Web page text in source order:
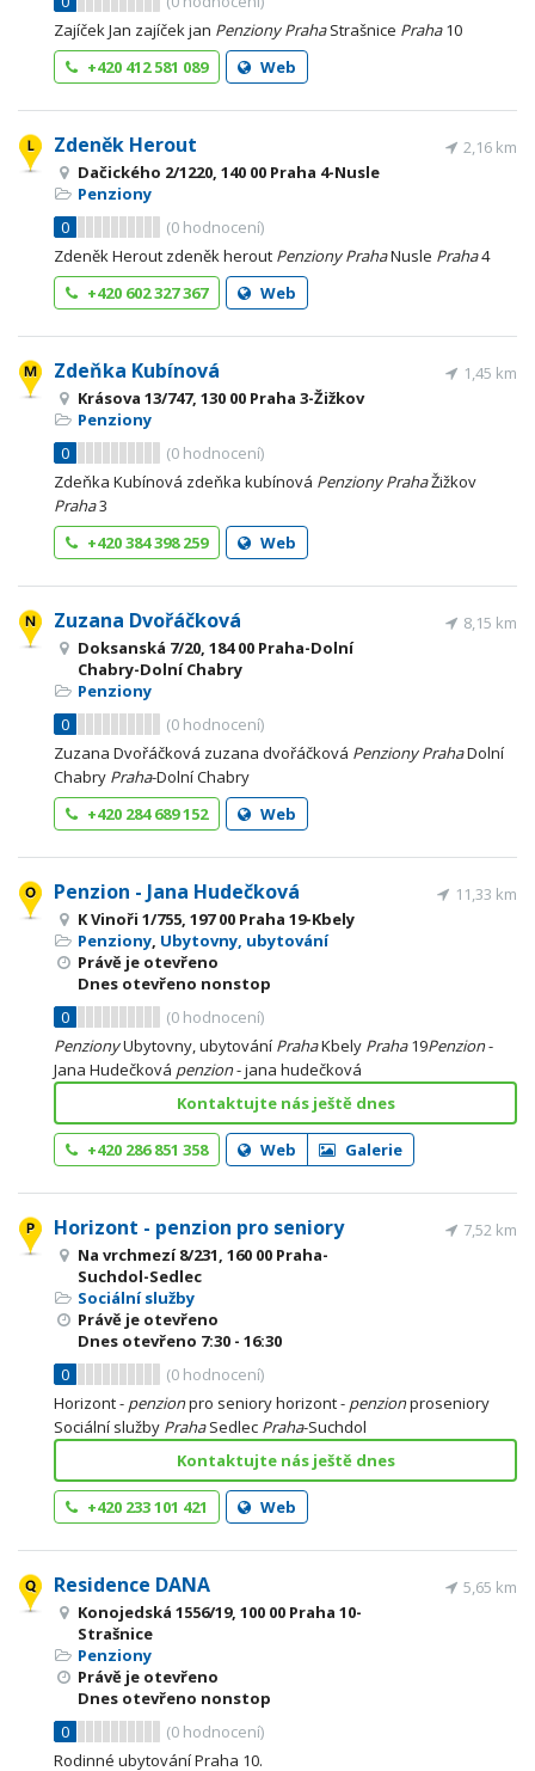
Zajíček Jan zajíček jan Penziony PrahaStrašnice Praha10
+420 412 581 089
Web
Zdeněk Herout
Dačického 2/1220, 140 00 Praha 4-Nusle
Penziony
0
(0 hodnocení)
2,16 km
Zdeněk Herout zdeněk herout Penziony PrahaNusle Praha4
+420 602 327 367
Web
Zdeňka Kubínová
Krásova 13/747, 130 00 Praha 3-Žižkov
Penziony
0
(0 hodnocení)
1,45 km
Zdeňka Kubínová zdeňka kubínová Penziony PrahaŽižkov
Praha3
+420 384 398 259
Web
Zuzana Dvořáčková
Doksanská 7/20, 184 00 Praha-Dolní
Chabry-Dolní Chabry
Penziony
0
(0 hodnocení)
8,15 km
Zuzana Dvořáčková zuzana dvořáčková Penziony PrahaDolní
Chabry Praha-Dolní Chabry
+420 284 689 152
Web
Penzion - Jana Hudečková
K Vinoři 1/755, 197 00 Praha 19-Kbely
Penziony, Ubytovny, ubytování
Právě je otevřeno
Dnes otevřeno nonstop
0
(0 hodnocení)
11,33 km
PenzionyUbytovny, ubytování PrahaKbely Praha19Penzion-
Jana Hudečková penzion- jana hudečková
Kontaktujte nás ještě dnes
+420 286 851 358 Web Galerie
Horizont - penzion pro seniory
Na vrchmezí 8/231, 160 00 Praha-
Suchdol-Sedlec
Sociální služby
Právě je otevřeno
Dnes otevřeno 7:30 - 16:30
0
(0 hodnocení)
7,52 km
Horizont - penzionpro seniory horizont - penzionproseniory
Sociální služby PrahaSedlec Praha-Suchdol
Kontaktujte nás ještě dnes
+420 233 101 421 Web
Residence DANA
Konojedská 1556/19, 100 00 Praha 10-
Strašnice
Penziony
Právě je otevřeno
Dnes otevřeno nonstop
0
(0 hodnocení)
5,65 km
Rodinné ubytování Praha 10.